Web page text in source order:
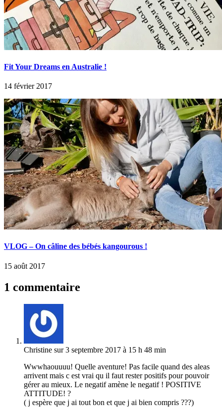
Fit Your Dreams en Australie !
14 février 2017
VLOG – On câline des bébés kangourous !
15 août 2017
1 commentaire
Christine sur 3 septembre 2017 à 15 h 48 min
Wwwhaouuuu! Quelle aventure! Pas facile quand des aleas
arrivent mais c est vrai qu il faut rester positifs pour pouvoir
gérer au mieux. Le negatif amène le negatif ! POSITIVE
ATTITUDE! ?
( j espère que j ai tout bon et que j ai bien compris ???)